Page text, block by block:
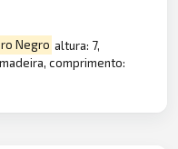
Negro altura: 7,
comprimento: